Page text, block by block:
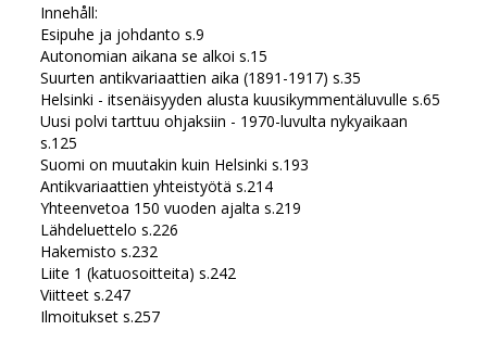
Innehåll:
Esipuhe ja johdanto s.9
Autonomian aikana se alkoi s.15
Suurten antikvariaattien aika (1891-1917) s.35
Helsinki - itsenäisyyden alusta kuusikymmentäluvulle s.65
Uusi polvi tarttuu ohjaksiin - 1970-luvulta nykyaikaan
s.125
Suomi on muutakin kuin Helsinki s.193
Antikvariaattien yhteistyötä s.214
Yhteenvetoa 150 vuoden ajalta s.219
Lähdeluettelo s.226
Hakemisto s.232
Liite 1 (katuosoitteita) s.242
Viitteet s.247
Ilmoitukset s.257